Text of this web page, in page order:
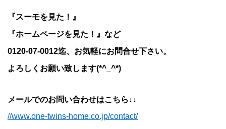
『スーモを見た！』
『ホームページを見た！』など
0120-07-0012迄、お気軽にお問合せ下さい。
よろしくお願い致します(*^_^*)
メールでのお問い合わせはこちら↓↓
//www.one-twins-home.co.jp/contact/